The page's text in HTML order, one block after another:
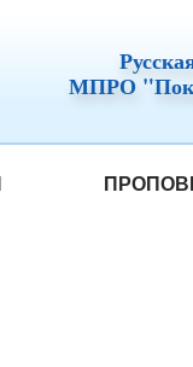
МПРО